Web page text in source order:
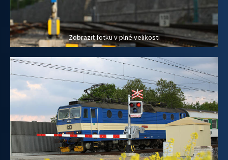
Zobrazit fotku v plné velikosti